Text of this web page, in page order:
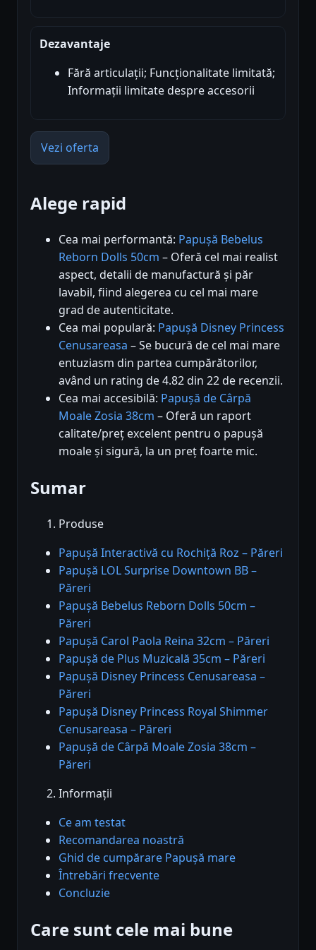
Dezavantaje
Fără articulații; Funcționalitate limitată;
Informații limitate despre accesorii
Vezi oferta
Alege rapid
Cea mai performantă: Papușă Bebelus
Reborn Dolls 50cm – Oferă cel mai realist
aspect, detalii de manufactură și păr
lavabil, fiind alegerea cu cel mai mare
grad de autenticitate.
Cea mai populară: Papușă Disney Princess
Cenusareasa – Se bucură de cel mai mare
entuziasm din partea cumpărătorilor,
având un rating de 4.82 din 22 de recenzii.
Cea mai accesibilă: Papușă de Cârpă
Moale Zosia 38cm – Oferă un raport
calitate/preț excelent pentru o papușă
moale și sigură, la un preț foarte mic.
Sumar
Produse
Papușă Interactivă cu Rochiță Roz – Păreri
Papușă LOL Surprise Downtown BB –
Păreri
Papușă Bebelus Reborn Dolls 50cm –
Păreri
Papușă Carol Paola Reina 32cm – Păreri
Papușă de Plus Muzicală 35cm – Păreri
Papușă Disney Princess Cenusareasa –
Păreri
Papușă Disney Princess Royal Shimmer
Cenusareasa – Păreri
Papușă de Cârpă Moale Zosia 38cm –
Păreri
Informații
Ce am testat
Recomandarea noastră
Ghid de cumpărare Papușă mare
Întrebări frecvente
Concluzie
Care sunt cele mai bune